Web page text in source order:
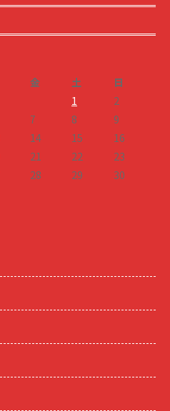
金 土
日
1
2
7 8
9
14 15
16
21 22
23
28 29
30